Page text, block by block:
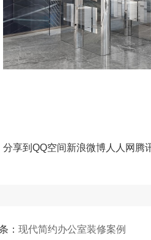
分享到QQ空间新浪微博 人人网 腾
： 现代简约办公室装修案例